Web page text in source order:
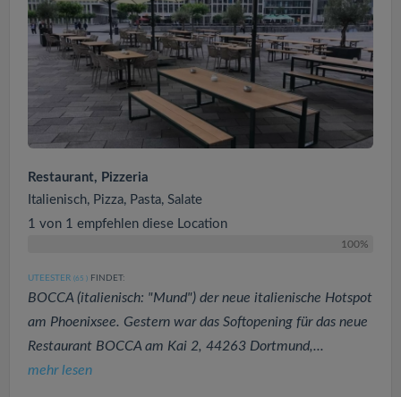
Restaurant, Pizzeria
Italienisch, Pizza, Pasta, Salate
1 von 1 empfehlen diese Location
100%
UTEESTER (65 ) FINDET:
BOCCA (italienisch: "Mund") der neue italienische Hotspot
am Phoenixsee. Gestern war das Softopening für das neue
Restaurant BOCCA am Kai 2, 44263 Dortmund,...
mehr lesen